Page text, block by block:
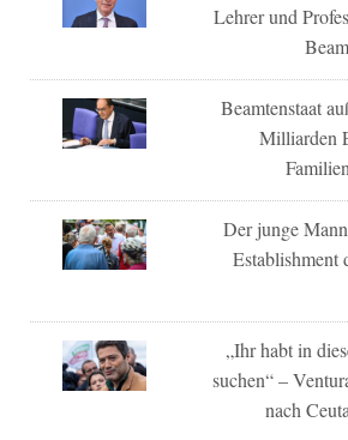
Lehrer und
Beamtenstaat
Milliarden
Der junge
Establishment
„Ihr habt in
suchen“ –
nach